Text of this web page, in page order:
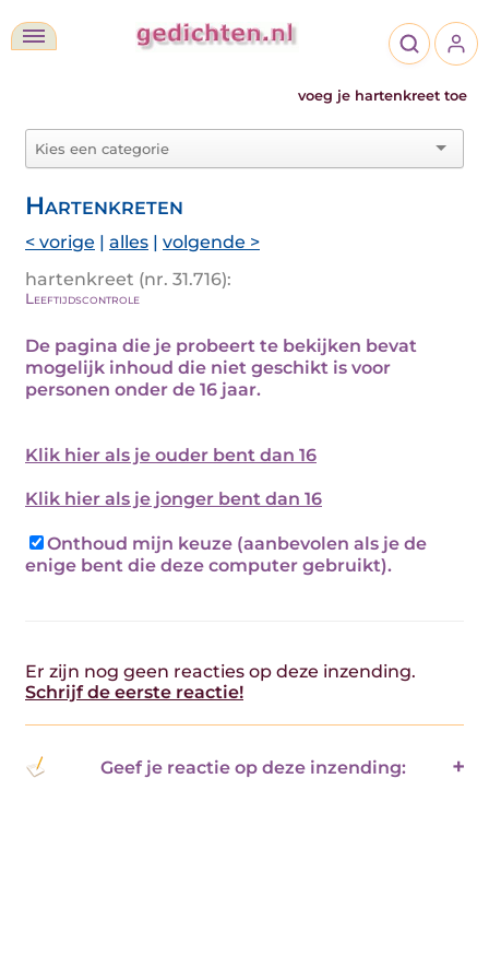
voeg je hartenkreet toe
Hartenkreten
< vorige | alles | volgende >
hartenkreet (nr. 31.716):
Leeftijdscontrole
De pagina die je probeert te bekijken bevat
mogelijk inhoud die niet geschikt is voor
personen onder de 16 jaar.
Klik hier als je ouder bent dan 16
Klik hier als je jonger bent dan 16
Onthoud mijn keuze (aanbevolen als je de
enige bent die deze computer gebruikt).
Er zijn nog geen reacties op deze inzending.
Schrijf de eerste reactie!
Geef je reactie op deze inzending: